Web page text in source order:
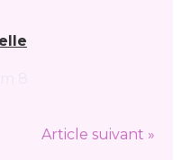
Article suivant »